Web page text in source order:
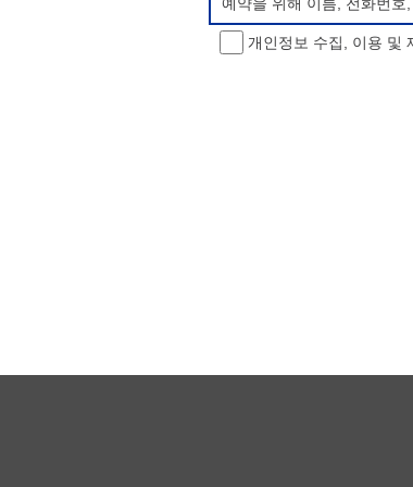
개인정보 처리방침 변경
개인정보 수집, 이용 및